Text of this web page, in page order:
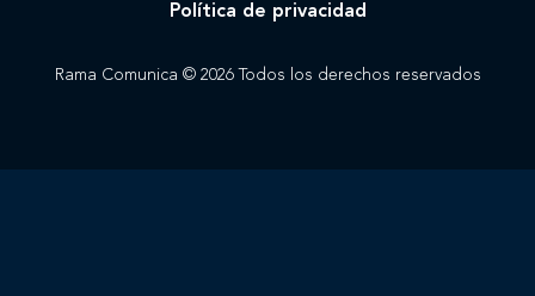
Rama Comunica © 2026 Todos los derechos reservados
Política de privacidad